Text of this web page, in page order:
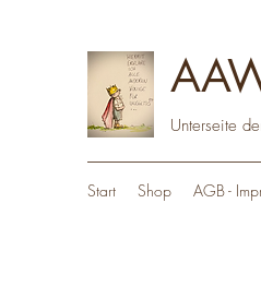
Unterseite
Start Shop AGB -